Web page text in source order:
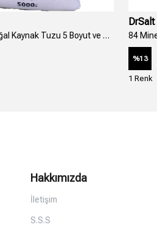
84 Mineralli Doğal Kaynak Tuzu 5 Boyut ve Numara Bez Paket - 5000 Gr. - 5 Kg.
DrSalt
%13
1 Renk
Hakkımızda
İletişim
S.S.S